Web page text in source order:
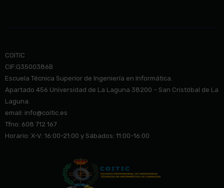
COITIC
CIF:Q3500386B
Escuela Técnica Superior de Ingeniería en Informática.
Apartado 456 Universidad de La Laguna 38200 – San Cristóbal de La
Laguna.
email: info@coitic.es
Tfno: 608 712 167
Horario: X-V: 16:00-21:00 y Sábados: 11:00-16:00